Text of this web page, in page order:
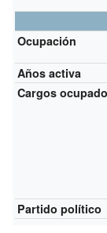
Ocupación
Años activa
Cargos
Partido político